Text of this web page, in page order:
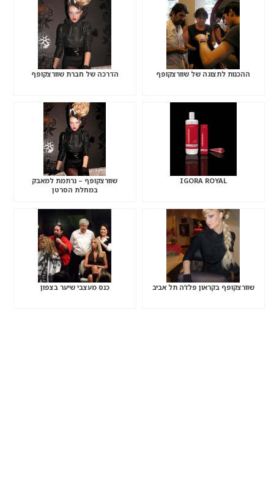
ההכנות לתצוגה של שוורצקופף הדרכה של חברת שוורצקופף
IGORA ROYAL
שוורצקופף – נרתמת למאבק
במחלת הסרטן
שוורצקופף בקראון פלז’ה תל אביב כנס מעצבי שיער בצפון